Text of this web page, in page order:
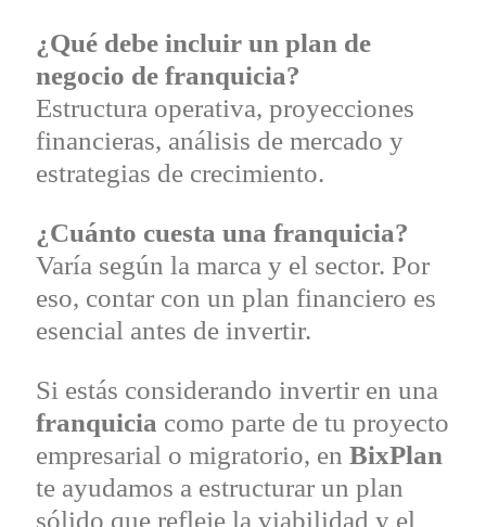
¿Qué debe incluir un plan de
negocio de franquicia?
Estructura operativa, proyecciones
financieras, análisis de mercado y
estrategias de crecimiento.
¿Cuánto cuesta una franquicia?
Varía según la marca y el sector. Por
eso, contar con un plan financiero es
esencial antes de invertir.
Si estás considerando invertir en una
franquicia como parte de tu proyecto
empresarial o migratorio, en BixPlan
te ayudamos a estructurar un plan
sólido que refleje la viabilidad y el